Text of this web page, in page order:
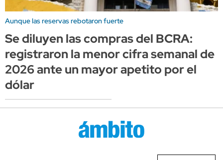
Aunque las reservas rebotaron fuerte
Se diluyen las compras del BCRA:
registraron la menor cifra semanal de
2026 ante un mayor apetito por el
dólar